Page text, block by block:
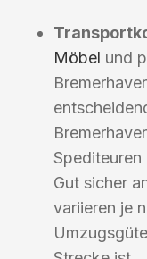
Möbel und
Gut sicher
variieren je